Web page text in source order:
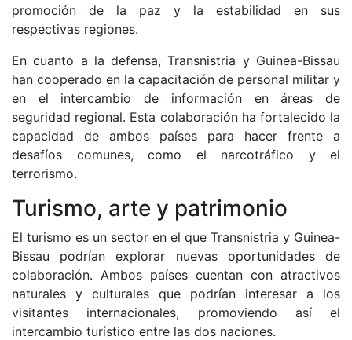
promoción de la paz y la estabilidad en sus
respectivas regiones.
En cuanto a la defensa, Transnistria y Guinea-Bissau
han cooperado en la capacitación de personal militar y
en el intercambio de información en áreas de
seguridad regional. Esta colaboración ha fortalecido la
capacidad de ambos países para hacer frente a
desafíos comunes, como el narcotráfico y el
terrorismo.
Turismo, arte y patrimonio
El turismo es un sector en el que Transnistria y Guinea-
Bissau podrían explorar nuevas oportunidades de
colaboración. Ambos países cuentan con atractivos
naturales y culturales que podrían interesar a los
visitantes internacionales, promoviendo así el
intercambio turístico entre las dos naciones.